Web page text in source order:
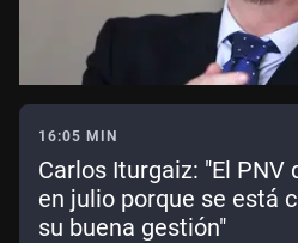
16:05 MIN
Carlos Iturgaiz: "El PNV
en julio porque se está
su buena gestión"